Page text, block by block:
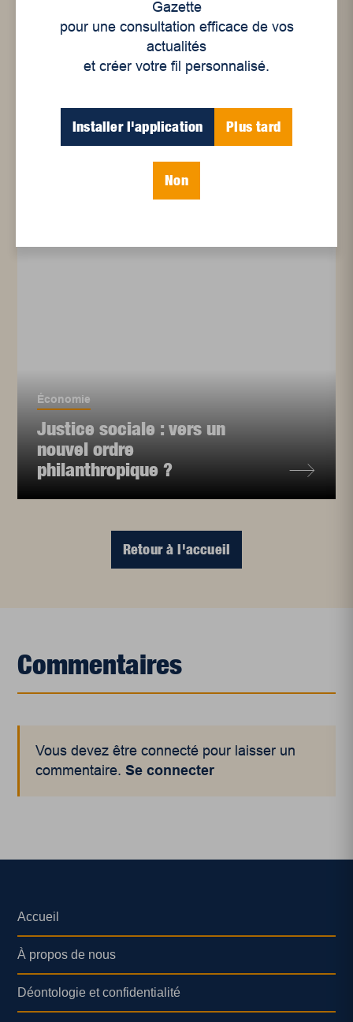
Le mouvement zéro
déchet prend racine en
Économie
Justice sociale : vers un
nouvel ordre
philanthropique ?
Retour à l'accueil
Commentaires
Vous devez être connecté pour laisser un
commentaire.Se connecter
Gazette
pour une consultation efficace de vos
actualités
et créer votre fil personnalisé.
Installer l'application Plus tard
Non
Accueil
À propos de nous
Déontologie et confidentialité